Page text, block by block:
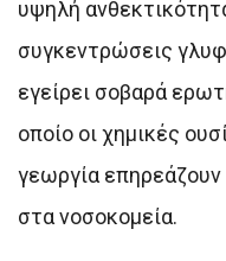
υψηλή
συγκεντρώσεις
εγείρει σοβαρά
οποίο οι χημικές
γεωργία
στα νοσοκομεία.